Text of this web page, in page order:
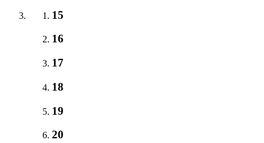
15
16
17
18
19
20